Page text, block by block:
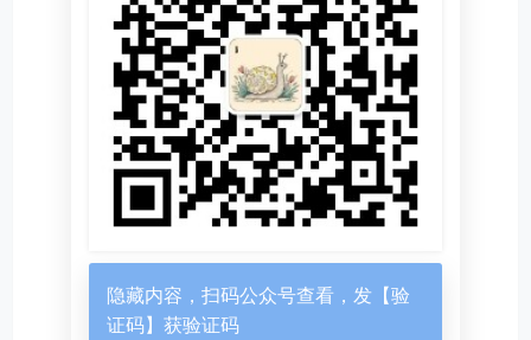
隐藏内容，扫码公众号查看，发【验
证码】获验证码